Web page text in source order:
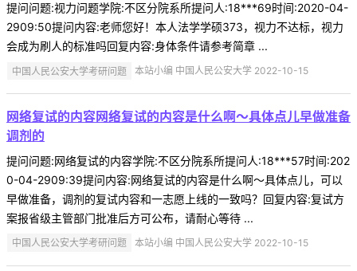
提问问题:视力问题学院:不区分院系所提问人:18***69时间:2020-04-
2909:50提问内容:老师您好！本人法学学硕373，视力不达标，视力
会成为刷人的标准吗回复内容:身体条件请参考简章 ...
中国人民公安大学考研问题 本站小编 中国人民公安大学 2022-10-15
网络复试的内容网络复试的内容是什么啊～具体点儿早做准备
调剂的
提问问题:网络复试的内容学院:不区分院系所提问人:18***57时间:202
0-04-2909:39提问内容:网络复试的内容是什么啊～具体点儿，可以
早做准备，调剂的复试内容和一志愿上线的一致吗？回复内容:复试方
案报省级主管部门批准后方可公布，请耐心等待 ...
中国人民公安大学考研问题 本站小编 中国人民公安大学 2022-10-15